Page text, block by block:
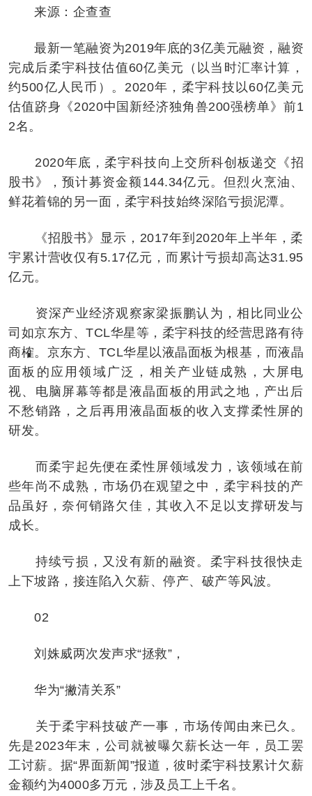
来源：企查查
最新一笔融资为2019年底的3亿美元融资，融资
完成后柔宇科技估值60亿美元（以当时汇率计算，
约500亿人民币）。2020年，柔宇科技以60亿美元
估值跻身《2020中国新经济独角兽200强榜单》前1
2名。
2020年底，柔宇科技向上交所科创板递交《招
股书》，预计募资金额144.34亿元。但烈火烹油、
鲜花着锦的另一面，柔宇科技始终深陷亏损泥潭。
《招股书》显示，2017年到2020年上半年，柔
宇累计营收仅有5.17亿元，而累计亏损却高达31.95
亿元。
资深产业经济观察家梁振鹏认为，相比同业公
司如京东方、TCL华星等，柔宇科技的经营思路有待
商榷。京东方、TCL华星以液晶面板为根基，而液晶
面板的应用领域广泛，相关产业链成熟，大屏电
视、电脑屏幕等都是液晶面板的用武之地，产出后
不愁销路，之后再用液晶面板的收入支撑柔性屏的
研发。
而柔宇起先便在柔性屏领域发力，该领域在前
些年尚不成熟，市场仍在观望之中，柔宇科技的产
品虽好，奈何销路欠佳，其收入不足以支撑研发与
成长。
持续亏损，又没有新的融资。柔宇科技很快走
上下坡路，接连陷入欠薪、停产、破产等风波。
02
刘姝威两次发声求“拯救”，
华为“撇清关系”
关于柔宇科技破产一事，市场传闻由来已久。
先是2023年末，公司就被曝欠薪长达一年，员工罢
工讨薪。据“界面新闻”报道，彼时柔宇科技累计欠薪
金额约为4000多万元，涉及员工上千名。